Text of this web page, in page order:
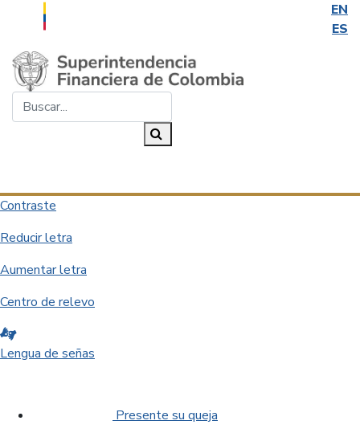
EN
ES
Saltar al contenido principal
Contraste
Reducir letra
Aumentar letra
Centro de relevo
Lengua de señas
Presente su queja